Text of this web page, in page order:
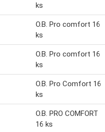
ks
O.B. Pro comfort 16
ks
O.B. Pro comfort 16
ks
O.B. Pro Comfort 16
ks
O.B. PRO COMFORT
16 ks